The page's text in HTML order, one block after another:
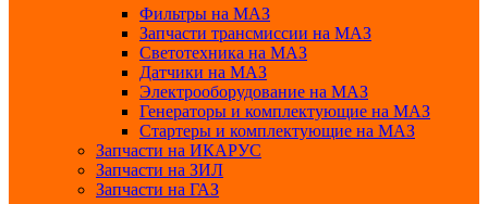
Фильтры на МАЗ
Запчасти трансмиссии на МАЗ
Светотехника на МАЗ
Датчики на МАЗ
Электрооборудование на МАЗ
Генераторы и комплектующие на МАЗ
Стартеры и комплектующие на МАЗ
Запчасти на ИКАРУС
Запчасти на ЗИЛ
Запчасти на ГАЗ